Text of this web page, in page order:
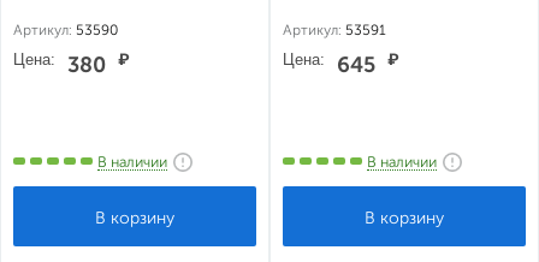
Артикул: 53590
Цена: 380 ₽
В наличии
Артикул: 53591
Цена: 645 ₽
В наличии